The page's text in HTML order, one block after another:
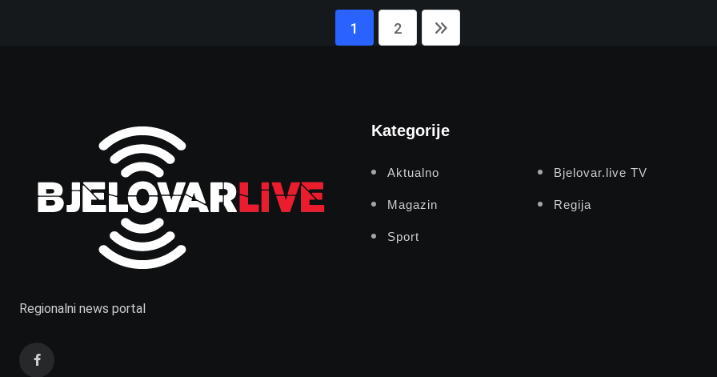
1 2
Regionalni news portal
Kategorije
Aktualno Bjelovar.live TV
Magazin Regija
Sport